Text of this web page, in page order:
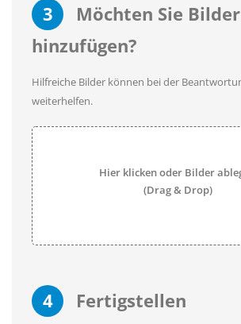
3
Möchten Sie Bilder
hinzufügen?
Hilfreiche Bilder können bei der
weiterhelfen.
Hier klicken oder Bilder
(Drag & Drop)
4 Fertigstellen